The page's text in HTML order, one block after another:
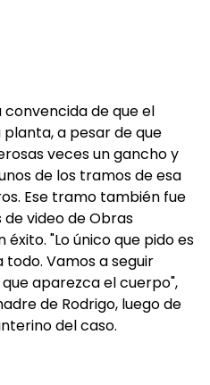
convencida de que el
a pesar de que
veces un gancho y
de los tramos de esa
Ese tramo también fue
video de Obras
éxito. "Lo único que pido es
todo. Vamos a seguir
aparezca el cuerpo",
de Rodrigo, luego de
del caso.